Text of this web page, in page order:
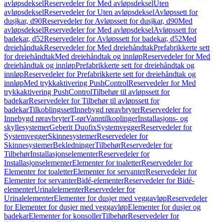
avløpsdekselReservedeler for Med avløpsdekselUten
avløpsdekselReservedeler for Uten avløpsdekselAvløpssett for
dusjkar, d90Reservedeler for Avløpssett for dusjkar, d90Med
avløpsdekselReservedeler for Med avløpsdekselAvløpssett for
badekar, d52Reservedeler for Avløpssett for badekar, d52Med
dreiehåndtakReservedeler for Med dreiehåndtakPrefabrikkerte sett
for dreiehåndtakMed dreiehåndtak og innløpReservedeler for Med
dreiehåndtak og innløpPrefabrikkerte sett for dreiehåndtak og
innløpReservedeler for Prefabrikkerte sett for dreiehåndtak og
innløpMed trykkaktivering PushControlReservedeler for Med
trykkaktivering PushControlTilbehør til avløpssett for
badekarReservedeler for Tilbehør til avløpssett for
badekarTilkoblingssettInnebygd røravbryterReservedeler for
Innebygd røravbryterT-rørVanntilkoplingerInstallasjons- og
skyllesystemerGeberit DuofixSystemveggerReservedeler for
SystemveggerSkinnesystemerReservedeler for
SkinnesystemerBekledningerTilbehørReservedeler for
TilbehørInstallasjonselementerReservedeler for
InstallasjonselementerElementer for toaletterReservedeler for
Elementer for toaletterElementer for servanterReservedeler for
Elementer for servanterBidé-elementerReservedeler for Bidé-
elementerUrinalelementerReservedeler for
UrinalelementerElementer for dusjer med veggavløpReservedeler
for Elementer for dusjer med veggavløpElementer for dusjer og
badekarElementer for konsollerTilbehørReservedeler for